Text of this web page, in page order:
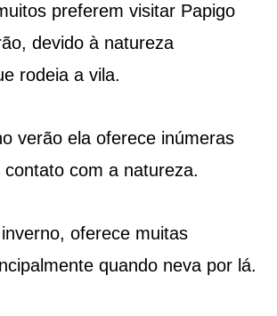
preferem visitar Papigo
devido à natureza
rodeia a vila.
verão ela oferece inúmeras
com a natureza.
oferece muitas
quando neva por lá.